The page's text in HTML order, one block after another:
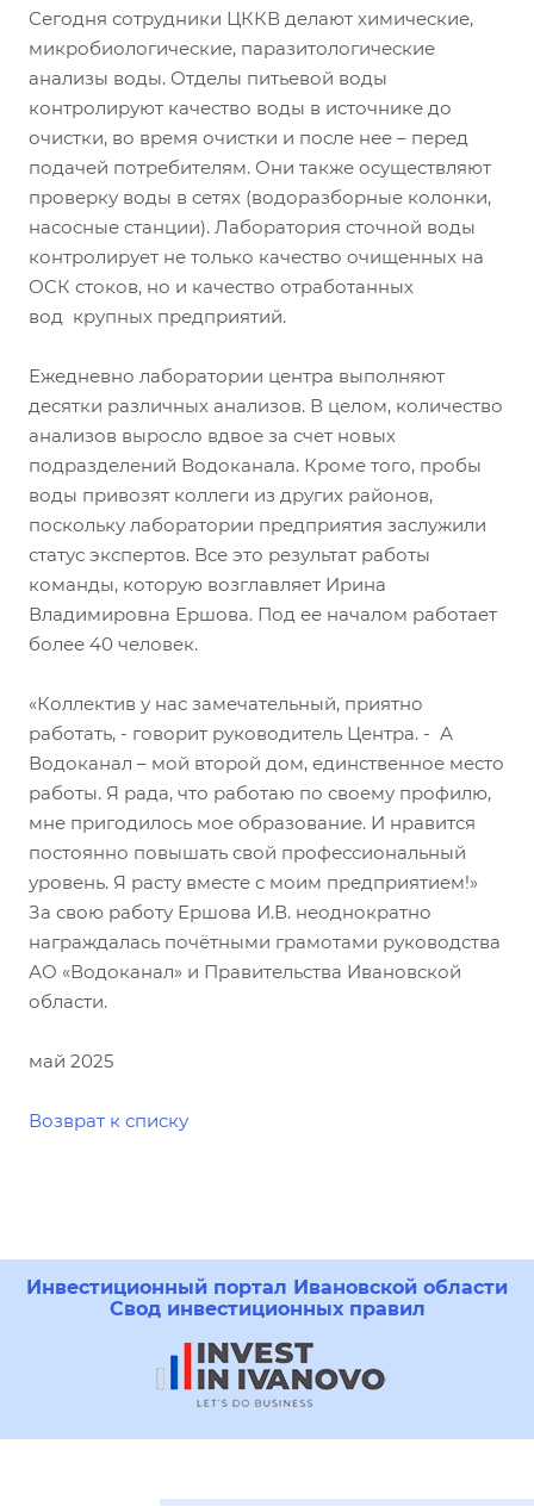
Сегодня сотрудники ЦККВ делают химические,
микробиологические, паразитологические
анализы воды. Отделы питьевой воды
контролируют качество воды в источнике до
очистки, во время очистки и после нее – перед
подачей потребителям. Они также осуществляют
проверку воды в сетях (водоразборные колонки,
насосные станции). Лаборатория сточной воды
контролирует не только качество очищенных на
ОСК стоков, но и качество отработанных
вод крупных предприятий.
Ежедневно лаборатории центра выполняют
десятки различных анализов. В целом, количество
анализов выросло вдвое за счет новых
подразделений Водоканала. Кроме того, пробы
воды привозят коллеги из других районов,
поскольку лаборатории предприятия заслужили
статус экспертов. Все это результат работы
команды, которую возглавляет Ирина
Владимировна Ершова. Под ее началом работает
более 40 человек.
«Коллектив у нас замечательный, приятно
работать, - говорит руководитель Центра. - А
Водоканал – мой второй дом, единственное место
работы. Я рада, что работаю по своему профилю,
мне пригодилось мое образование. И нравится
постоянно повышать свой профессиональный
уровень. Я расту вместе с моим предприятием!»
За свою работу Ершова И.В. неоднократно
награждалась почётными грамотами руководства
АО «Водоканал» и Правительства Ивановской
области.
май 2025
Возврат к списку
Инвестиционный портал Ивановской области
Свод инвестиционных правил